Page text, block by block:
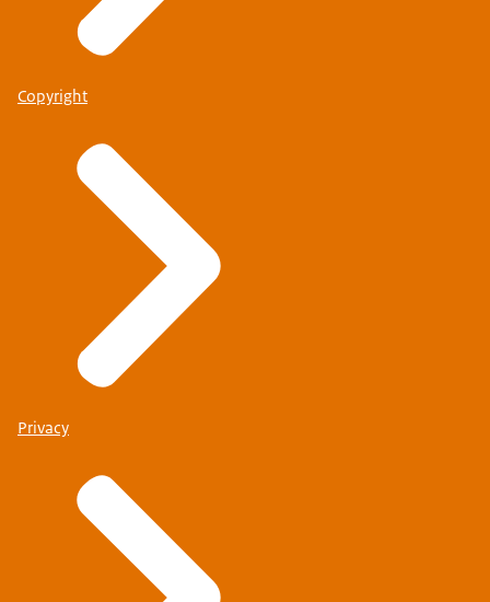
Copyright
Privacy